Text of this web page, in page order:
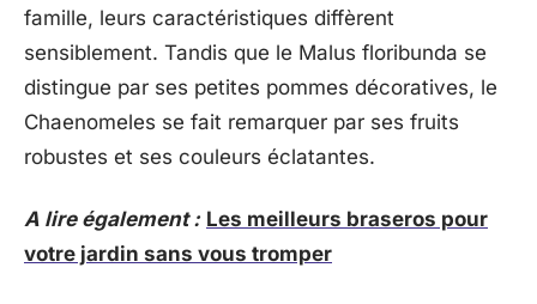
famille, leurs caractéristiques diffèrent
sensiblement. Tandis que le Malus floribunda se
distingue par ses petites pommes décoratives, le
Chaenomeles se fait remarquer par ses fruits
robustes et ses couleurs éclatantes.
A lire également : Les meilleurs braseros pour
votre jardin sans vous tromper